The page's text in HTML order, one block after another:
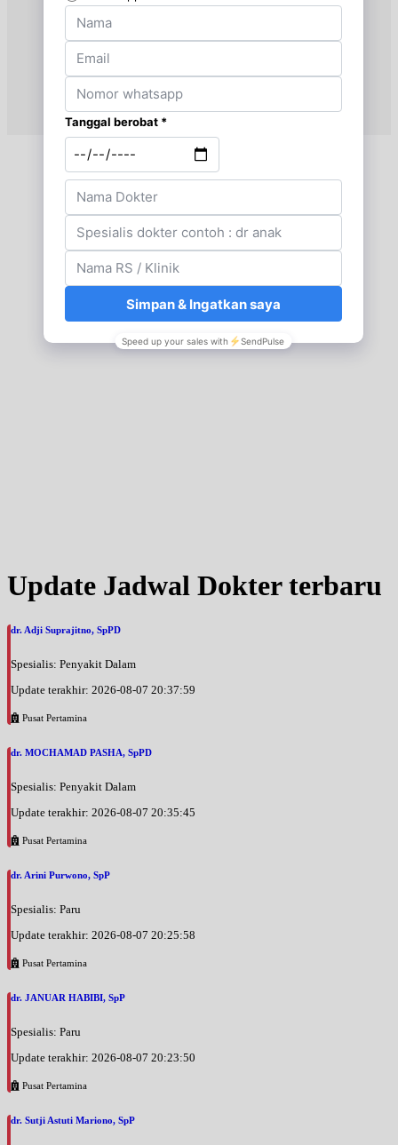
Update Jadwal Dokter terbaru
dr. Adji Suprajitno, SpPD
Spesialis: Penyakit Dalam
Update terakhir: 2026-08-07 20:37:59
Pusat Pertamina
dr. MOCHAMAD PASHA, SpPD
Spesialis: Penyakit Dalam
Update terakhir: 2026-08-07 20:35:45
Pusat Pertamina
dr. Arini Purwono, SpP
Spesialis: Paru
Update terakhir: 2026-08-07 20:25:58
Pusat Pertamina
dr. JANUAR HABIBI, SpP
Spesialis: Paru
Update terakhir: 2026-08-07 20:23:50
Pusat Pertamina
dr. Sutji Astuti Mariono, SpP